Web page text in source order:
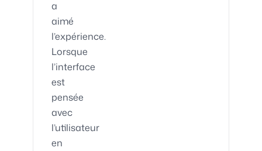
a
aimé
l’expérience.
Lorsque
l’interface
est
pensée
avec
l’utilisateur
en